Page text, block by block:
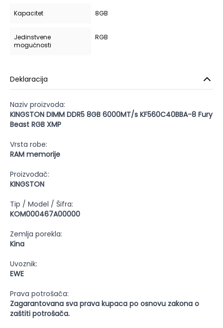
Kapacitet 8GB
Jedinstvene
mogućnosti
RGB
Deklaracija
Naziv proizvoda:
KINGSTON DIMM DDR5 8GB 6000MT/s KF560C40BBA-8 Fury
Beast RGB XMP
Vrsta robe:
RAM memorije
Proizvođač:
KINGSTON
Tip / Model / Šifra:
KOM000467A00000
Zemlja porekla:
Kina
Uvoznik:
EWE
Prava potrošača:
Zagarantovana sva prava kupaca po osnovu zakona o
zaštiti potrošača.